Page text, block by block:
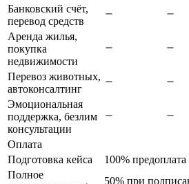
Банковский счёт,
перевод средств
Аренда жилья,
покупка
недвижимости
Перевоз животных,
автоконсалтинг
Эмоциональная
поддержка, безлим
консультации
Оплата
Подготовка кейса
100% предоплата
Полное
50% при